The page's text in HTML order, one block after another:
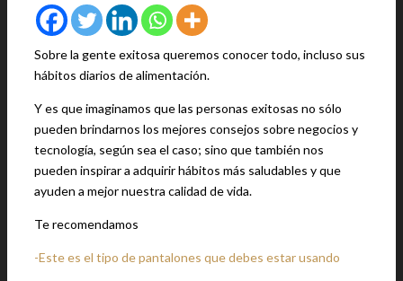
Sobre la gente exitosa queremos conocer todo, incluso sus
hábitos diarios de alimentación.
Y es que imaginamos que las personas exitosas no sólo
pueden brindarnos los mejores consejos sobre negocios y
tecnología, según sea el caso; sino que también nos
pueden inspirar a adquirir hábitos más saludables y que
ayuden a mejor nuestra calidad de vida.
Te recomendamos
-Este es el tipo de pantalones que debes estar usando